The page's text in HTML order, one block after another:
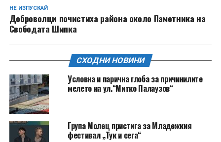
НЕ ИЗПУСКАЙ
Доброволци почистиха района около Паметника на
Свободата Шипка
СХОДНИ НОВИНИ
Условна и парична глоба за причинилите
мелето на ул.“Митко Палаузов“
Група Молец пристига за Младежкия
фестивал „Тук и сега“